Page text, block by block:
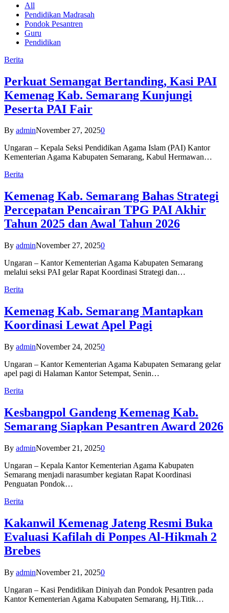
All
Pendidikan Madrasah
Pondok Pesantren
Guru
Pendidikan
Berita
Perkuat Semangat Bertanding, Kasi PAI
Kemenag Kab. Semarang Kunjungi
Peserta PAI Fair
By adminNovember 27, 20250
Ungaran – Kepala Seksi Pendidikan Agama Islam (PAI) Kantor
Kementerian Agama Kabupaten Semarang, Kabul Hermawan…
Berita
Kemenag Kab. Semarang Bahas Strategi
Percepatan Pencairan TPG PAI Akhir
Tahun 2025 dan Awal Tahun 2026
By adminNovember 27, 20250
Ungaran – Kantor Kementerian Agama Kabupaten Semarang
melalui seksi PAI gelar Rapat Koordinasi Strategi dan…
Berita
Kemenag Kab. Semarang Mantapkan
Koordinasi Lewat Apel Pagi
By adminNovember 24, 20250
Ungaran – Kantor Kementerian Agama Kabupaten Semarang gelar
apel pagi di Halaman Kantor Setempat, Senin…
Berita
Kesbangpol Gandeng Kemenag Kab.
Semarang Siapkan Pesantren Award 2026
By adminNovember 21, 20250
Ungaran – Kepala Kantor Kementerian Agama Kabupaten
Semarang menjadi narasumber kegiatan Rapat Koordinasi
Penguatan Pondok…
Berita
Kakanwil Kemenag Jateng Resmi Buka
Evaluasi Kafilah di Ponpes Al-Hikmah 2
Brebes
By adminNovember 21, 20250
Ungaran – Kasi Pendidikan Diniyah dan Pondok Pesantren pada
Kantor Kementerian Agama Kabupaten Semarang, Hj.Titik…